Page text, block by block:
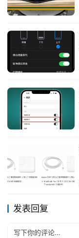
发表回复